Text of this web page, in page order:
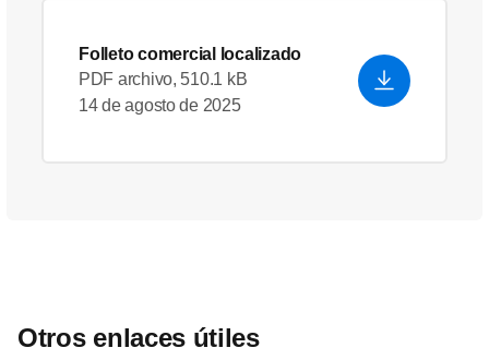
Folleto comercial localizado
PDF archivo, 510.1 kB
14 de agosto de 2025
Otros enlaces útiles